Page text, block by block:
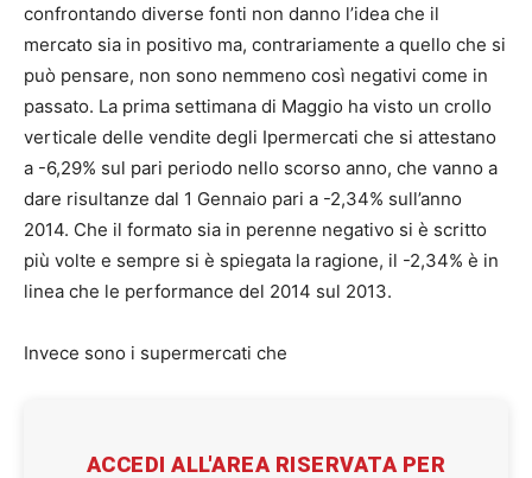
confrontando diverse fonti non danno l’idea che il
mercato sia in positivo ma, contrariamente a quello che si
può pensare, non sono nemmeno così negativi come in
passato. La prima settimana di Maggio ha visto un crollo
verticale delle vendite degli Ipermercati che si attestano
a -6,29% sul pari periodo nello scorso anno, che vanno a
dare risultanze dal 1 Gennaio pari a -2,34% sull’anno
2014. Che il formato sia in perenne negativo si è scritto
più volte e sempre si è spiegata la ragione, il -2,34% è in
linea che le performance del 2014 sul 2013.
Invece sono i supermercati che
ACCEDI ALL'AREA RISERVATA PER